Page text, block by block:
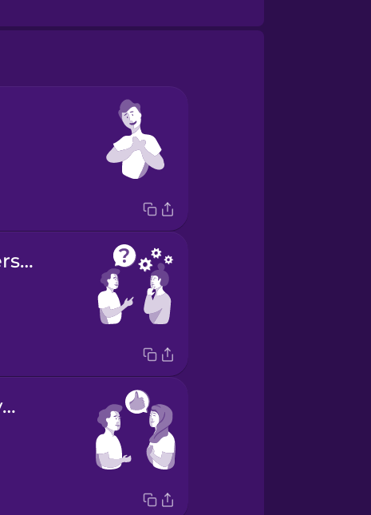
Do you understand?
Fine, thank you.